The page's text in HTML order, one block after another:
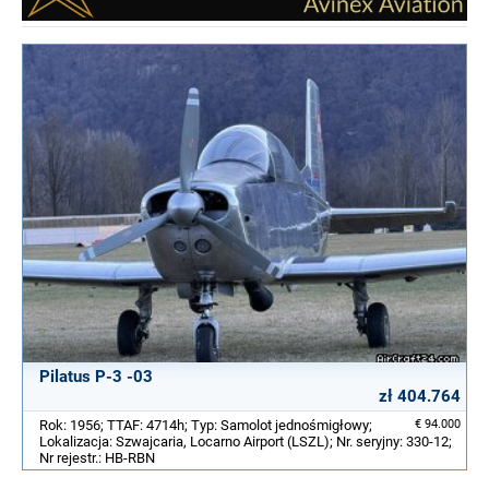
Pilatus P-3 -03
zł 404.764
€ 94.000
Rok: 1956; TTAF: 4714h; Typ: Samolot jednośmigłowy;
Lokalizacja: Szwajcaria, Locarno Airport (LSZL); Nr. seryjny: 330-12;
Nr rejestr.: HB-RBN